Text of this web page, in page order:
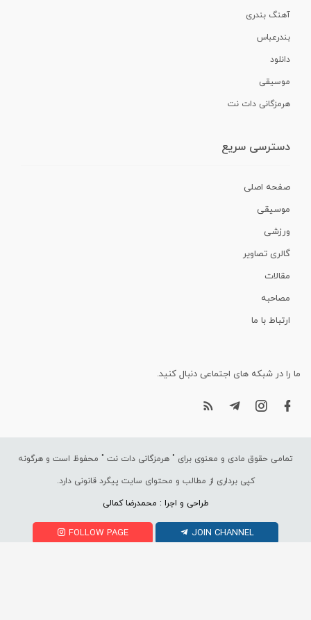
آهنگ بندری
بندرعباس
دانلود
موسیقی
هرمزگانی دات نت
دسترسی سریع
صفحه اصلی
موسیقی
ورزشی
گالری تصاویر
مقالات
مصاحبه
ارتباط با ما
ما را در شبکه های اجتماعی دنبال کنید.
تمامی حقوق مادی و معنوی برای " هرمزگانی دات نت " محفوظ است و هرگونه
کپی برداری از مطالب و محتوای سایت پیگرد قانونی دارد.
طراحی و اجرا : محمدرضا کمالی
FOLLOW PAGE JOIN CHANNEL